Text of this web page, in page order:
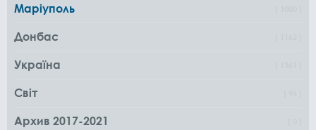
Маріуполь
Донбас
Україна
Світ
Архив 2017-2021